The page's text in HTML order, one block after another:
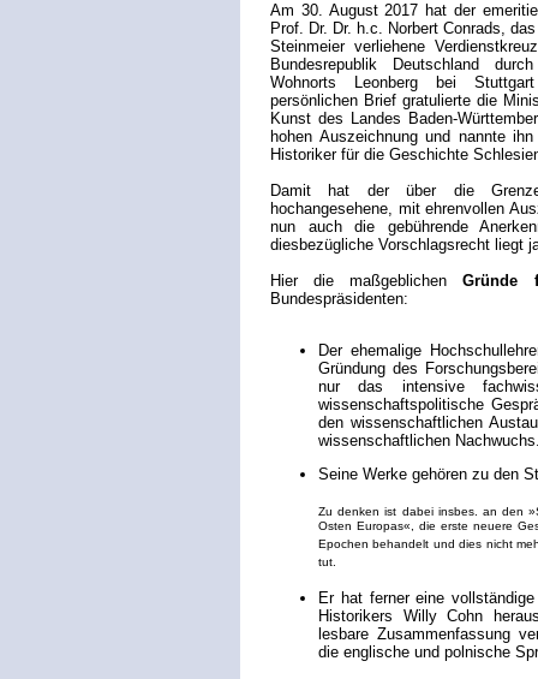
Am 30. August 2017 hat der
Prof. Dr. Dr. h.c. Norbert Conrads,
Steinmeier verliehene
Bundesrepublik Deutschland
Wohnorts Leonberg bei
persönlichen Brief gratulierte die
Kunst des Landes Baden-
hohen Auszeichnung und nannte
Historiker für die Geschichte
Damit hat der über die
hochangesehene, mit ehrenvollen
nun auch die gebührende
diesbezügliche Vorschlagsrecht liegt
Hier die maßgeblichenGründe
Bundespräsidenten:
Der ehemalige
Gründung des
nur das intensive
wissenschaftspolitische
den wissenschaftlichen
wissenschaftlichen
Seine Werke gehören zu den
Zu denken ist dabei insbes. an den
Osten Europas«, die erste neuere
Epochen behandelt und dies nicht
tut.
Er hat ferner eine
Historikers Willy Cohn
lesbare Zusammenfassung
die englische und polnische